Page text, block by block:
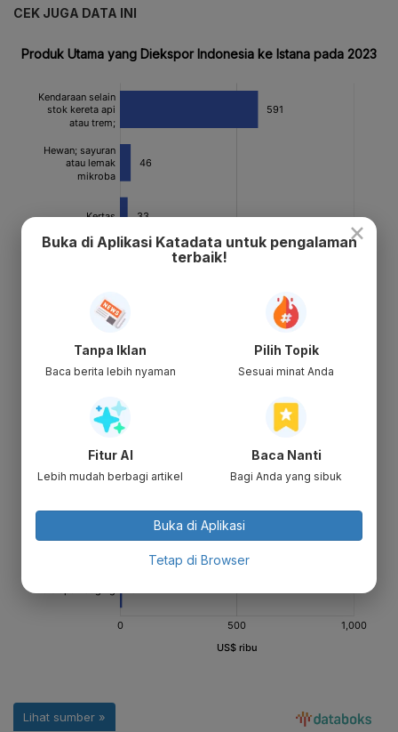
CEK JUGA DATA INI
×
Buka di Aplikasi Katadata untuk pengalaman
terbaik!
Tanpa Iklan
Baca berita lebih nyaman
Pilih Topik
Sesuai minat Anda
Fitur AI
Lebih mudah berbagi artikel
Baca Nanti
Bagi Anda yang sibuk
Buka di Aplikasi
Tetap di Browser